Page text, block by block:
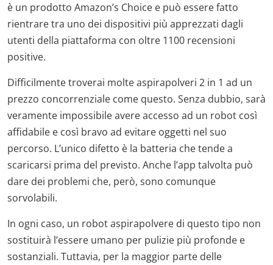
è un prodotto Amazon’s Choice e può essere fatto
rientrare tra uno dei dispositivi più apprezzati dagli
utenti della piattaforma con oltre 1100 recensioni
positive.
Difficilmente troverai molte aspirapolveri 2 in 1 ad un
prezzo concorrenziale come questo. Senza dubbio, sarà
veramente impossibile avere accesso ad un robot così
affidabile e così bravo ad evitare oggetti nel suo
percorso. L’unico difetto è la batteria che tende a
scaricarsi prima del previsto. Anche l’app talvolta può
dare dei problemi che, però, sono comunque
sorvolabili.
In ogni caso, un robot aspirapolvere di questo tipo non
sostituirà l’essere umano per pulizie più profonde e
sostanziali. Tuttavia, per la maggior parte delle